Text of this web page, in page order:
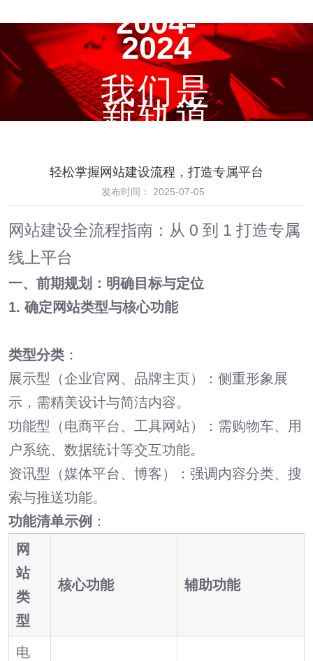
2004-
2024
我们是
新轨道
轻松掌握网站建设流程，打造专属平台
发布时间： 2025-07-05
网站建设全流程指南：从 0 到 1 打造专属
线上平台
一、前期规划：明确目标与定位
1. 确定网站类型与核心功能
类型分类 ：
展示型（企业官网、品牌主页）：侧重形象展
示，需精美设计与简洁内容。
功能型（电商平台、工具网站）：需购物车、用
户系统、数据统计等交互功能。
资讯型（媒体平台、博客）：强调内容分类、搜
索与推送功能。
功能清单示例 ：
网
站
类
型
核心功能 辅助功能
电